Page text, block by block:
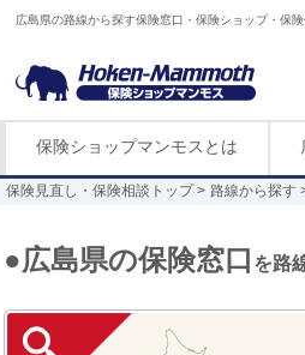
広島県の路線から探す保険窓口・保険ショップ・保
保険ショップマンモスとは
保険見直し・保険相談トップ 路線から探す
●広島県の保険窓口 を路